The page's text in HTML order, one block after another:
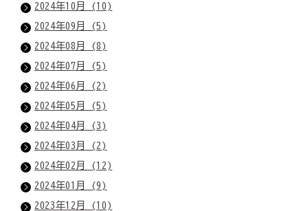
2024年10月 (10)
2024年09月 (5)
2024年08月 (8)
2024年07月 (5)
2024年06月 (2)
2024年05月 (5)
2024年04月 (3)
2024年03月 (2)
2024年02月 (12)
2024年01月 (9)
2023年12月 (10)